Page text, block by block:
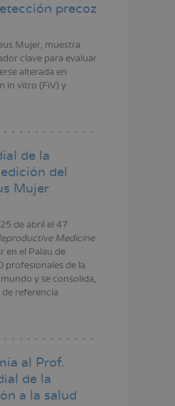
precoz
Mujer, muestra
clave para evaluar
alterada en
in vitro (FiV) y
de la
del
Mujer
de abril el 47
Medicine
en el Palau de
profesionales de la
y se consolida,
referencia
al Prof.
de la
a la salud